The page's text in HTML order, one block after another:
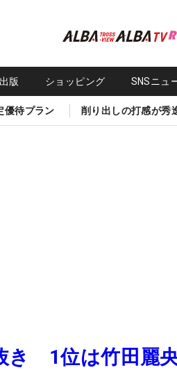
版 ショッピング SNSニュ
優待プラン 削り出しの打感が秀
き 1位は竹田麗